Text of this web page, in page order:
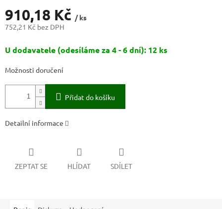
910,18 Kč / ks
752,21 Kč bez DPH
cena:
U dodavatele (odesíláme za 4 - 6 dní): 12 ks
Možnosti doručení
Přidat do košíku
Detailní informace
ZEPTAT SE HLÍDAT SDÍLET